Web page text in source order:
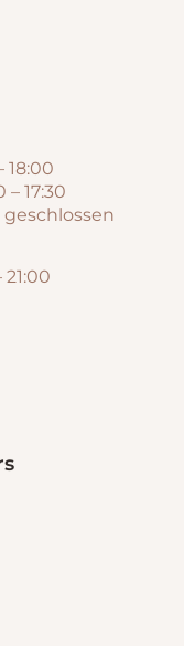
18:00
17:30